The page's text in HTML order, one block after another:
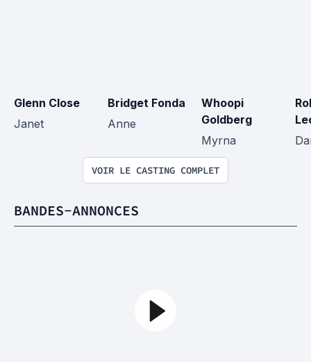
Glenn Close
Janet
Bridget Fonda
Anne
Whoopi
Goldberg
Myrna
VOIR LE CASTING COMPLET
BANDES-ANNONCES